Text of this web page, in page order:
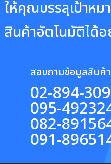
ให้คุณบรรลุเป้าหม
สินค้าอัตโนมัติได้อ
สอบถามข้อมูลสินค้
02-894-
095-
082-
091-